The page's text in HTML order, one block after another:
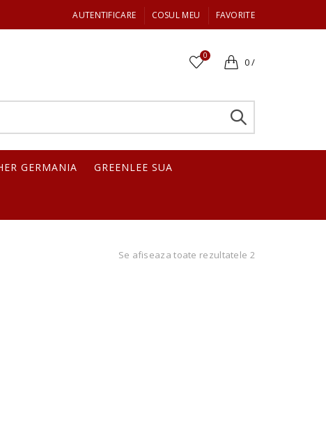
AUTENTIFICARE COSUL MEU FAVORITE
0
0/
GERMANIA GREENLEE SUA
Se afiseaza toate rezultatele 2